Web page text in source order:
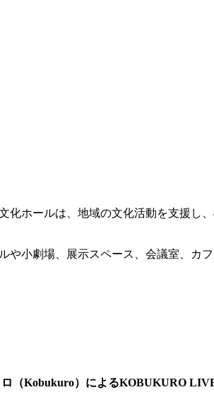
ホールは、地域の文化活動を支援し
小劇場、展示スペース、会議室、カフ
（Kobukuro）によるKOBUKURO